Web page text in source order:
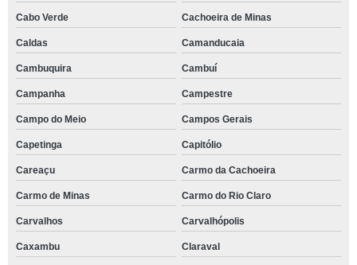
Cabo Verde Cachoeira de Minas
Caldas Camanducaia
Cambuquira Cambuí
Campanha Campestre
Campo do Meio Campos Gerais
Capetinga Capitólio
Careaçu Carmo da Cachoeira
Carmo de Minas Carmo do Rio Claro
Carvalhos Carvalhópolis
Caxambu Claraval